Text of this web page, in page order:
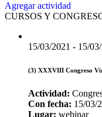
Agregar actividad
CURSOS Y
15/03/2021 - 15/
(3) XXXVIII Congreso
Actividad:
Con fecha: 15/03/
Lugar: webinar